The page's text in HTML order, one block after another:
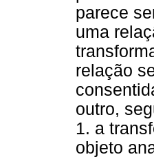
parece
uma
relação
outro,
1. a
objeto